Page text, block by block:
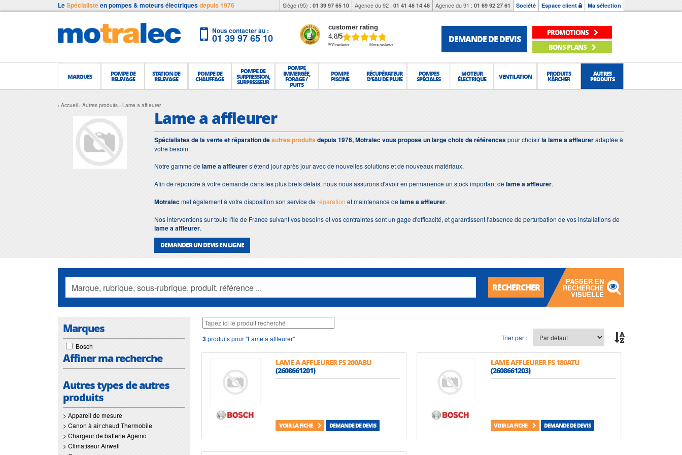
LeSpécialisteen pompes & moteurs électriquesdepuis 1976 Siège (95) : 01 39 97 65 10 Agence du 92 : 01 41 46 14 46 Agence du 91 : 01 69 92 27 61 Société Espace client Ma sélection
Nous contacter au :
01 39 97 65 10
customer rating
4.8/5
598 reviews More reviews
DEMANDE DE DEVIS
PROMOTIONS
BONS PLANS
MARQUES POMPE DE
RELEVAGE
STATION DE
RELEVAGE
POMPE DE
CHAUFFAGE
POMPE DE
SURPRESSION,
SURPRESSEUR
POMPE
IMMERGÉE,
FORAGE /
PUITS
POMPE
PISCINE
RÉCUPÉRATEUR
D'EAU DE PLUIE
POMPES
SPÉCIALES
MOTEUR
ÉLECTRIQUE VENTILATION PRODUITS
KÄRCHER
AUTRES
PRODUITS
Accueil Autres produits Lame a affleurer
Lame a affleurer
Spécialistes de la vente et réparation deautres produitsdepuis 1976, Motralec vous propose un large choix de référencespour choisirla lame a affleureradaptée à
votre besoin.
Notre gamme delame a affleurers’étend jour après jour avec de nouvelles solutions et de nouveaux matériaux.
Afin de répondre à votre demande dans les plus brefs délais, nous nous assurons d'avoir en permanence un stock important delame a affleurer.
Motralecmet également à votre disposition son service deréparation et maintenance delame a affleurer.
Nos interventions sur toute l'Ile de France suivant vos besoins et vos contraintes sont un gage d'efficacité, et garantissent l'absence de perturbation de vos installations de
lame a affleurer.
DEMANDER UN DEVIS EN LIGNE
RECHERCHER
PASSER EN
RECHERCHE
VISUELLE
Marques
Bosch
Affiner ma recherche
Autres types de autres
produits
> Appareil de mesure
> Canon à air chaud Thermobile
> Chargeur de batterie Agemo
> Climatiseur Airwell
3produits pour "Lame a affleurer" Trier par :
LAME A AFFLEURER FS 200ABU
(2608661201)
VOIR LA FICHE DEMANDE DE DEVIS
LAME AFFLEURER FS 180ATU
(2608661203)
VOIR LA FICHE DEMANDE DE DEVIS